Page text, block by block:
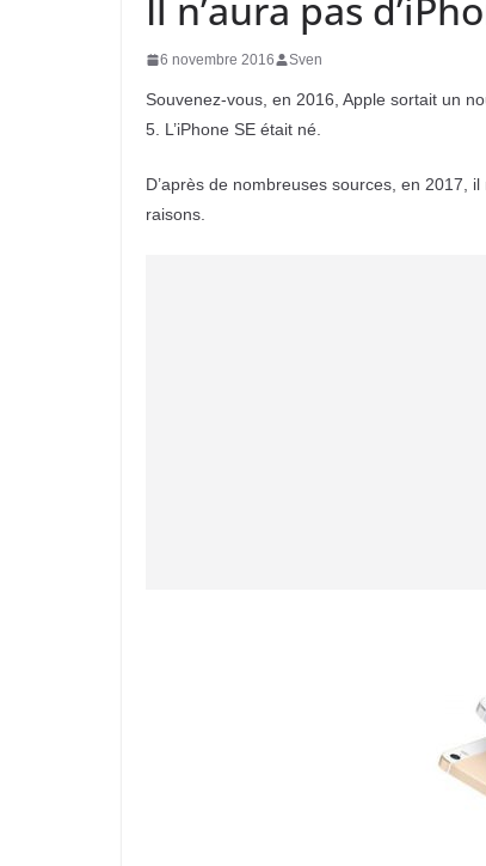
Il n’aura pas
6 novembre 2016 Sven
Souvenez-vous, en 2016, Apple sortait un
5. L’iPhone SE était né.
D’après de nombreuses sources, en 2017,
raisons.